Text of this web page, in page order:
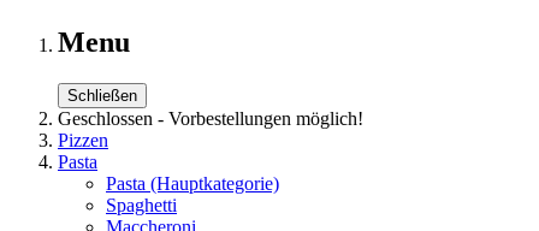
Menu
Schließen
Geschlossen - Vorbestellungen möglich!
Pizzen
Pasta
Pasta (Hauptkategorie)
Spaghetti